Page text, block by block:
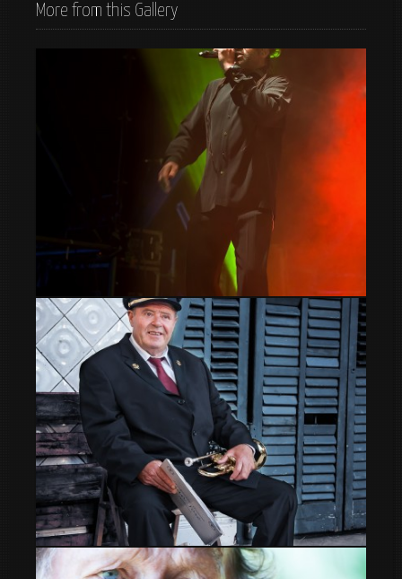
More from this Gallery
Astro UB40
El descanso